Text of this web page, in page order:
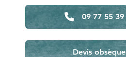
09 77 55 39
Devis